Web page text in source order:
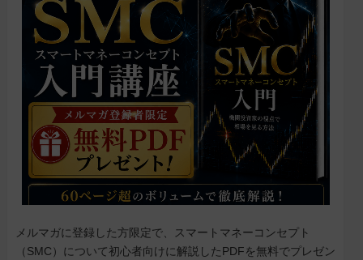
メルマガに登録した方限定で、スマートマネーコンセプト
（SMC）について初心者向けに解説したPDFを無料でプレゼン